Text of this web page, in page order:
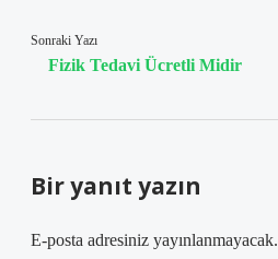
Sonraki Yazı
Fizik Tedavi Ücretli Midir
Bir yanıt yazın
E-posta adresiniz yayınlanmayacak.